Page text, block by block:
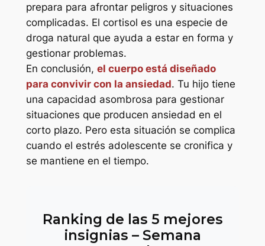
prepara para afrontar peligros y situaciones
complicadas. El cortisol es una especie de
droga natural que ayuda a estar en forma y
gestionar problemas.
En conclusión, el cuerpo está diseñado
para convivir con la ansiedad. Tu hijo tiene
una capacidad asombrosa para gestionar
situaciones que producen ansiedad en el
corto plazo. Pero esta situación se complica
cuando el estrés adolescente se cronifica y
se mantiene en el tiempo.
Ranking de las 5 mejores
insignias – Semana